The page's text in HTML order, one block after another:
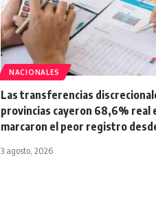
NACIONALES
Las transferencias
provincias cayeron 68,6% real
marcaron el peor registro
3 agosto, 2026